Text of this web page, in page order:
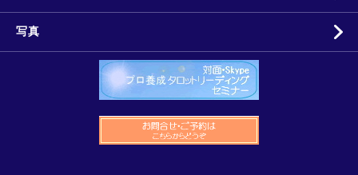
写真